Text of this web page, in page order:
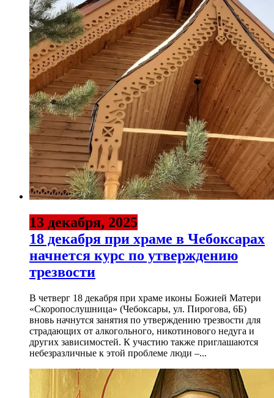
13 декабря, 2025
18 декабря при храме в Чебоксарах
начнется курс по утверждению
трезвости
В четверг 18 декабря при храме иконы Божией Матери
«Скоропослушница» (Чебоксары, ул. Пирогова, 6Б)
вновь начнутся занятия по утверждению трезвости для
страдающих от алкогольного, никотинового недуга и
других зависимостей. К участию также приглашаются
небезразличные к этой проблеме люди –...